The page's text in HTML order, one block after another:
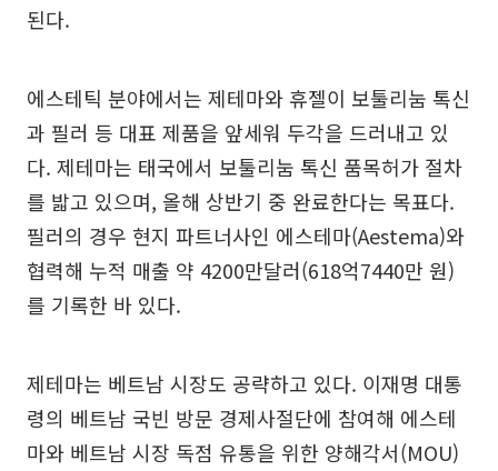
된다.
에스테틱 분야에서는 제테마와 휴젤이 보툴리눔 톡신
과 필러 등 대표 제품을 앞세워 두각을 드러내고 있
다. 제테마는 태국에서 보툴리눔 톡신 품목허가 절차
를 밟고 있으며, 올해 상반기 중 완료한다는 목표다.
필러의 경우 현지 파트너사인 에스테마(Aestema)와
협력해 누적 매출 약 4200만달러(618억7440만 원)
를 기록한 바 있다.
제테마는 베트남 시장도 공략하고 있다. 이재명 대통
령의 베트남 국빈 방문 경제사절단에 참여해 에스테
마와 베트남 시장 독점 유통을 위한 양해각서(MOU)